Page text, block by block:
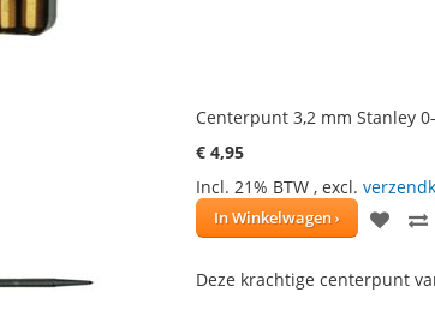
Centerpunt 3,2 mm Stanley
€ 4,95
Incl. 21% BTW , excl.
In Winkelwagen
VOEG
Deze krachtige centerpunt